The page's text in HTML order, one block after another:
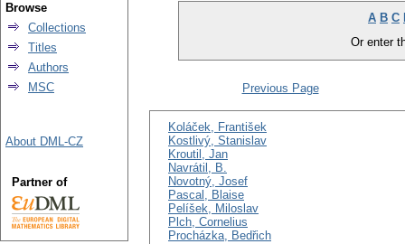
A B C
Or enter
Previous Page
Koláček, František
Kostlivý, Stanislav
Kroutil, Jan
Navrátil, B.
Novotný, Josef
Pascal, Blaise
Pelíšek, Miloslav
Plch, Cornelius
Procházka, Bedřich
Browse
Collections
Titles
Authors
MSC
About DML-CZ
Partner of